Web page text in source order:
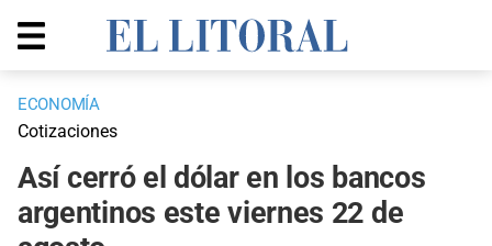
ECONOMÍA
Cotizaciones
Así cerró el dólar en los bancos
argentinos este viernes 22 de